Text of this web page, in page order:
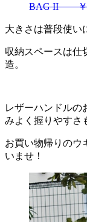
BAG II ￥
大きさは普段使い
収納スペースは仕
造。
レザーハンドルの
みよく握りやすさ
お買い物帰りのウ
いませ！